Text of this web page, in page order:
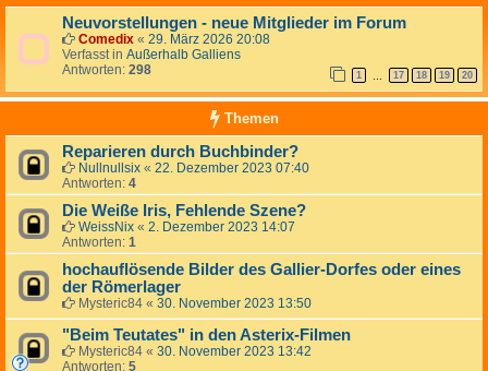
Neuvorstellungen - neue Mitglieder im Forum
Comedix « 29. März 2026 20:08
Verfasst in Außerhalb Galliens
Antworten: 298 1 … 17 18 19 20
Themen
Reparieren durch Buchbinder?
Nullnullsix « 22. Dezember 2023 07:40
Antworten: 4
Die Weiße Iris, Fehlende Szene?
WeissNix « 2. Dezember 2023 14:07
Antworten: 1
hochauflösende Bilder des Gallier-Dorfes oder eines
der Römerlager
Mysteric84 « 30. November 2023 13:50
"Beim Teutates" in den Asterix-Filmen
Mysteric84 « 30. November 2023 13:42
Antworten: 5